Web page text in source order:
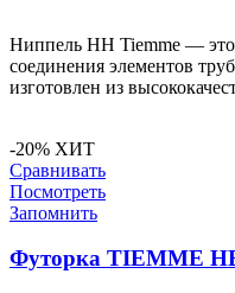
Ниппель HH Tiemme —
соединения элементов
изготовлен из
-20% ХИТ
Сравнивать
Посмотреть
Запомнить
Футорка TIEMME